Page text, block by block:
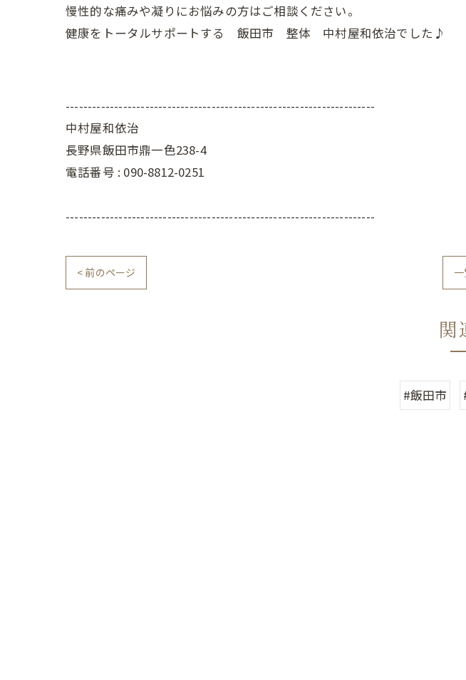
慢性的な痛みや凝りにお悩みの方はご相談ください。
健康をトータルサポートする 飯田市 整体 中村屋和依治でした♪
----------------------------------------------------------------------
中村屋和依治
長野県飯田市鼎一色238-4
電話番号 : 090-8812-0251
----------------------------------------------------------------------
< 前のページ
関
#飯田市